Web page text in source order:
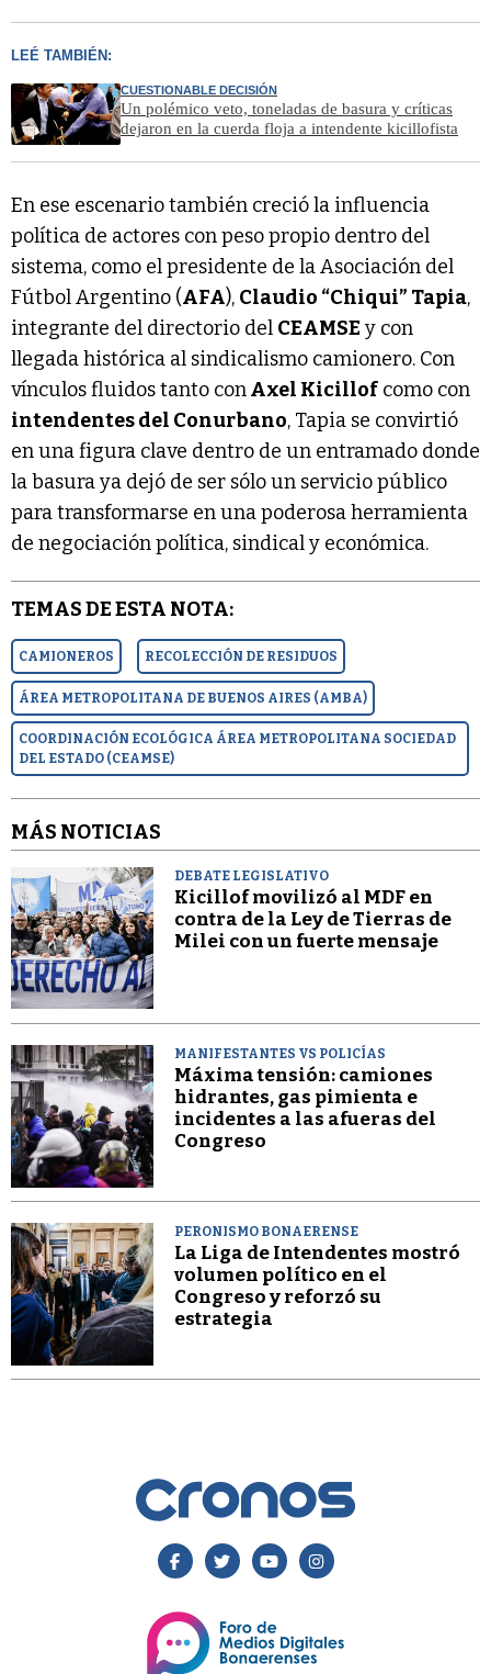
LEÉ TAMBIÉN:
CUESTIONABLE DECISIÓN
Un polémico veto, toneladas de basura y críticas
dejaron en la cuerda floja a intendente kicillofista
En ese escenario también creció la influencia
política de actores con peso propio dentro del
sistema, como el presidente de la Asociación del
Fútbol Argentino (AFA), Claudio “Chiqui” Tapia,
integrante del directorio del CEAMSE y con
llegada histórica al sindicalismo camionero. Con
vínculos fluidos tanto conAxel Kicillofcomo con
intendentes del Conurbano, Tapia se convirtió
en una figura clave dentro de un entramado donde
la basura ya dejó de ser sólo un servicio público
para transformarse en una poderosa herramienta
de negociación política, sindical y económica.
TEMAS DE ESTA NOTA:
CAMIONEROS RECOLECCIÓN DE RESIDUOS
ÁREA METROPOLITANA DE BUENOS AIRES (AMBA)
COORDINACIÓN ECOLÓGICA ÁREA METROPOLITANA SOCIEDAD
DEL ESTADO (CEAMSE)
MÁS NOTICIAS
DEBATE LEGISLATIVO
Kicillof movilizó al MDF en
contra de la Ley de Tierras de
Milei con un fuerte mensaje
MANIFESTANTES VS POLICÍAS
Máxima tensión: camiones
hidrantes, gas pimienta e
incidentes a las afueras del
Congreso
PERONISMO BONAERENSE
La Liga de Intendentes mostró
volumen político en el
Congreso y reforzó su
estrategia